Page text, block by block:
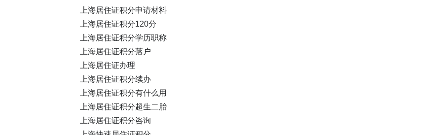
上海居住证积分申请材料
上海居住证积分120分
上海居住证积分学历职称
上海居住证积分落户
上海居住证办理
上海居住证积分续办
上海居住证积分有什么用
上海居住证积分超生二胎
上海居住证积分咨询